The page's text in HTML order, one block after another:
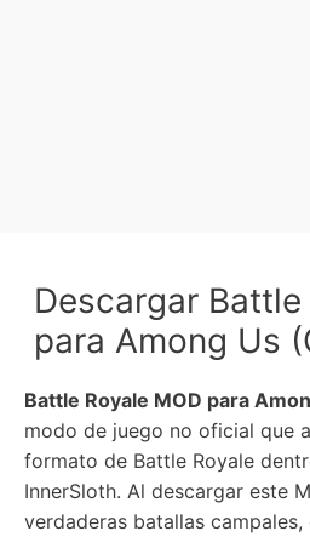
Descargar Battle
para Among Us
Battle Royale MOD para
modo de juego no oficial que
formato de Battle Royale
InnerSloth. Al descargar este
verdaderas batallas